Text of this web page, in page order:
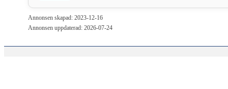
Annonsen skapad: 2023-12-16
Annonsen uppdaterad: 2026-07-24